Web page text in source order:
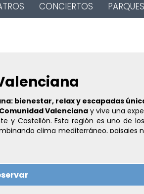
CONCIERTOS PARQUES
bienestar, relax y escapadas
Valencianay vive una
y Castellón. Esta región es uno de
clima mediterráneo, paisajes